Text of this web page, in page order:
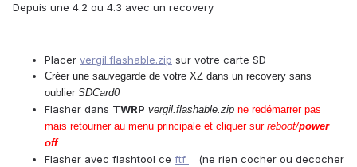
Depuis une 4.2 ou 4.3 avec un recovery
Placer vergil.flashable.zip sur votre carte SD
Créer une sauvegarde de votre XZ dans un recovery sans
oublier SDCard0
Flasher dans TWRP vergil.flashable.zip ne redémarrer pas
mais retourner au menu principale et cliquer sur reboot/power
off
Flasher avec flashtool ce ftf
(ne rien cocher ou decocher